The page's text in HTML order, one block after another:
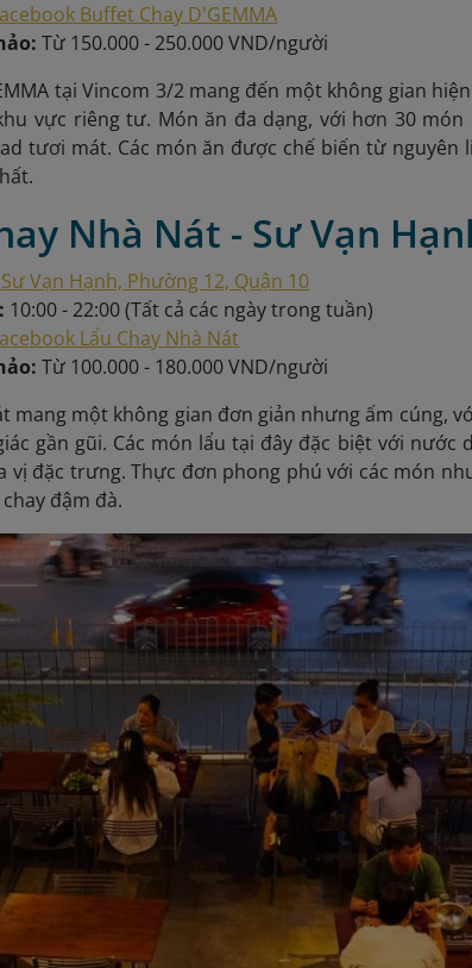
Buffet Chay D'GEMMA
Từ 150.000 - 250.000 VND/người
tại Vincom 3/2 mang đến một không gian
vực riêng tư. Món ăn đa dạng, với hơn 30
tươi mát. Các món ăn được chế biến từ
Nhà Nát - Sư Vạn
Vạn Hạnh, Phường 12, Quận 10
10:00 - 22:00 (Tất cả các ngày trong tuần)
Lẩu Chay Nhà Nát
Từ 100.000 - 180.000 VND/người
mang một không gian đơn giản nhưng ấm cúng,
gần gũi. Các món lẩu tại đây đặc biệt với
vị đặc trưng. Thực đơn phong phú với các món
đậm đà.